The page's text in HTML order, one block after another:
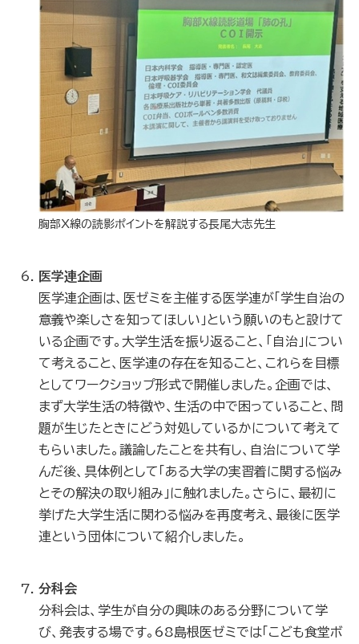
胸部X線の読影ポイントを解説する長尾大志先生
医学連企画
医学連企画は、医ゼミを主催する医学連が「学生自治の
意義や楽しさを知ってほしい」という願いのもと設けて
いる企画です。大学生活を振り返ること、「自治」につい
て考えること、医学連の存在を知ること、これらを目標
としてワークショップ形式で開催しました。企画では、
まず大学生活の特徴や、生活の中で困っていること、問
題が生じたときにどう対処しているかについて考えて
もらいました。議論したことを共有し、自治について学
んだ後、具体例として「ある大学の実習着に関する悩み
とその解決の取り組み」に触れました。さらに、最初に
挙げた大学生活に関わる悩みを再度考え、最後に医学
連という団体について紹介しました。
分科会
分科会は、学生が自分の興味のある分野について学
び、発表する場です。68島根医ゼミでは「こども食堂ボ